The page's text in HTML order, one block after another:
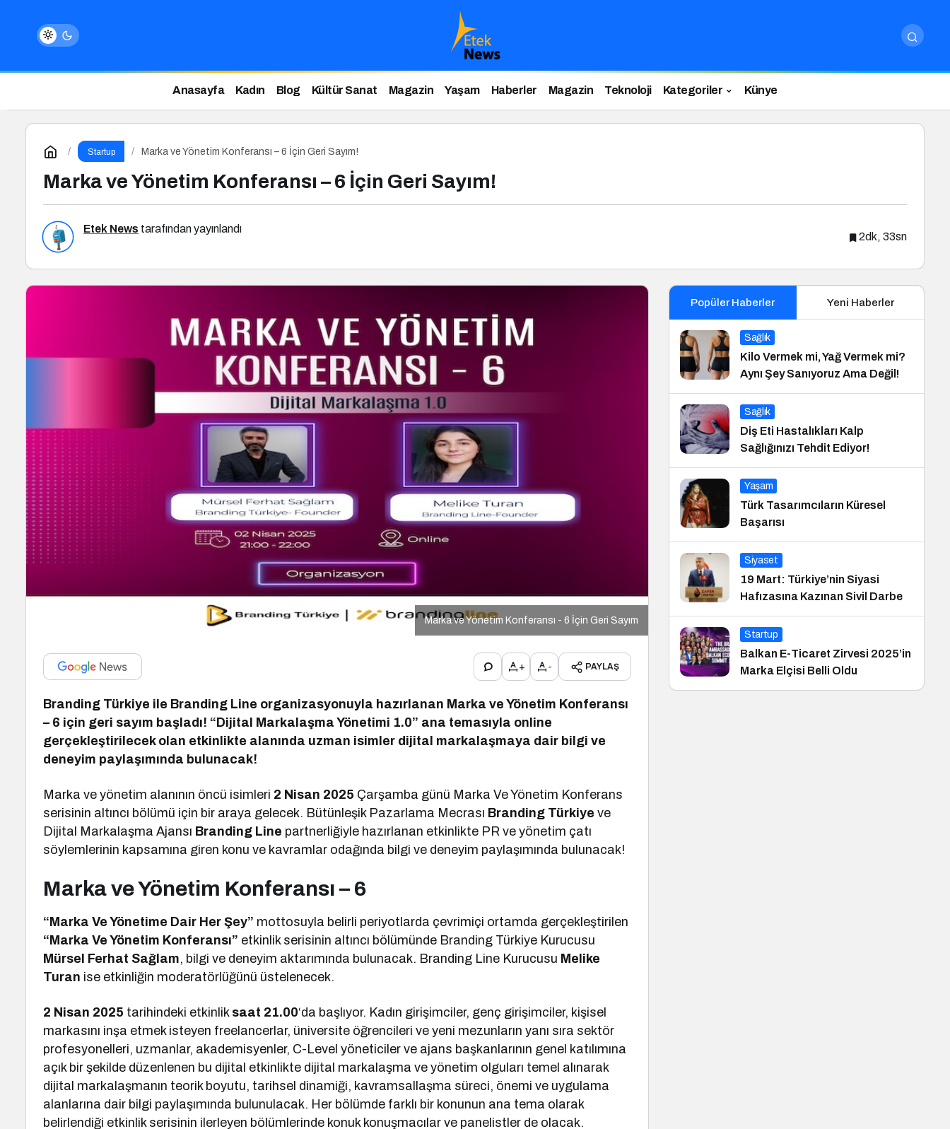
Anasayfa Kadın Blog Kültür Sanat Magazin Yaşam Haberler Magazin Teknoloji Kategoriler Künye
Startup Marka ve Yönetim Konferansı – 6 İçin Geri Sayım!
Marka ve Yönetim Konferansı – 6 İçin Geri Sayım!
Etek News tarafından yayınlandı
2dk, 33sn
Marka ve Yönetim Konferansı - 6 İçin Geri Sayım
+ - PAYLAŞ
Branding Türkiye ile Branding Line organizasyonuyla hazırlanan Marka ve Yönetim Konferansı
– 6 için geri sayım başladı! “Dijital Markalaşma Yönetimi 1.0” ana temasıyla online
gerçekleştirilecek olan etkinlikte alanında uzman isimler dijital markalaşmaya dair bilgi ve
deneyim paylaşımında bulunacak!
Marka ve yönetim alanının öncü isimleri 2 Nisan 2025 Çarşamba günü Marka Ve Yönetim Konferans
serisinin altıncı bölümü için bir araya gelecek. Bütünleşik Pazarlama Mecrası Branding Türkiye ve
Dijital Markalaşma Ajansı Branding Line partnerliğiyle hazırlanan etkinlikte PR ve yönetim çatı
söylemlerinin kapsamına giren konu ve kavramlar odağında bilgi ve deneyim paylaşımında bulunacak!
Marka ve Yönetim Konferansı – 6
“Marka Ve Yönetime Dair Her Şey” mottosuyla belirli periyotlarda çevrimiçi ortamda gerçekleştirilen
“Marka Ve Yönetim Konferansı” etkinlik serisinin altıncı bölümünde Branding Türkiye Kurucusu
Mürsel Ferhat Sağlam, bilgi ve deneyim aktarımında bulunacak. Branding Line Kurucusu Melike
Turan ise etkinliğin moderatörlüğünü üstelenecek.
2 Nisan 2025 tarihindeki etkinlik saat 21.00‘da başlıyor. Kadın girişimciler, genç girişimciler, kişisel
markasını inşa etmek isteyen freelancerlar, üniversite öğrencileri ve yeni mezunların yanı sıra sektör
profesyonelleri, uzmanlar, akademisyenler, C-Level yöneticiler ve ajans başkanlarının genel katılımına
açık bir şekilde düzenlenen bu dijital etkinlikte dijital markalaşma ve yönetim olguları temel alınarak
dijital markalaşmanın teorik boyutu, tarihsel dinamiği, kavramsallaşma süreci, önemi ve uygulama
alanlarına dair bilgi paylaşımında bulunulacak. Her bölümde farklı bir konunun ana tema olarak
belirlendiği etkinlik serisinin ilerleyen bölümlerinde konuk konuşmacılar ve panelistler de olacak.
Popüler Haberler Yeni Haberler
Sağlık
Kilo Vermek mi, Yağ Vermek mi?
Aynı Şey Sanıyoruz Ama Değil!
Sağlık
Diş Eti Hastalıkları Kalp
Sağlığınızı Tehdit Ediyor!
Yaşam
Türk Tasarımcıların Küresel
Başarısı
Siyaset
19 Mart: Türkiye’nin Siyasi
Hafızasına Kazınan Sivil Darbe
Startup
Balkan E-Ticaret Zirvesi 2025’in
Marka Elçisi Belli Oldu